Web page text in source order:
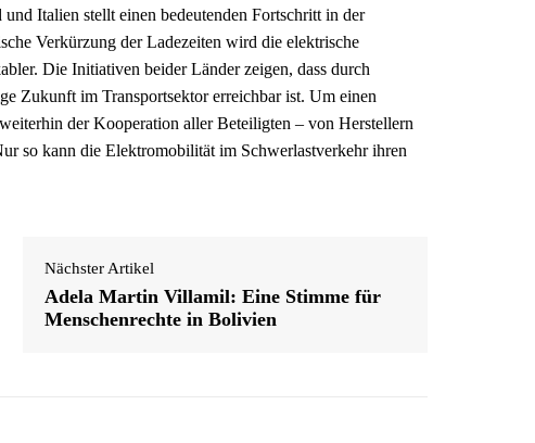
Italien stellt einen bedeutenden Fortschritt in der
Verkürzung der Ladezeiten wird die elektrische
Die Initiativen beider Länder zeigen, dass durch
Zukunft im Transportsektor erreichbar ist. Um einen
der Kooperation aller Beteiligten – von Herstellern
so kann die Elektromobilität im Schwerlastverkehr ihren
Nächster Artikel
Adela Martin Villamil: Eine Stimme für
Menschenrechte in Bolivien